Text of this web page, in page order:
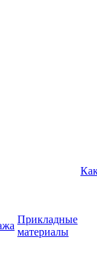
Прикладные
материалы